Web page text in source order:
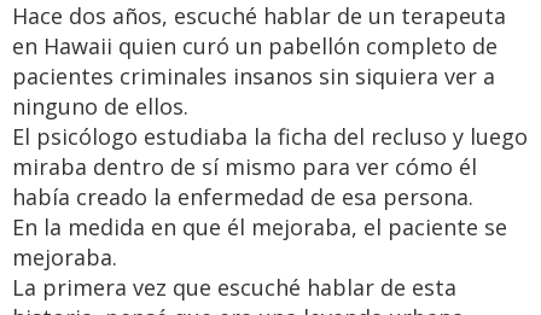
Hace dos años, escuché hablar de un terapeuta
en Hawaii quien curó un pabellón completo de
pacientes criminales insanos sin siquiera ver a
ninguno de ellos.
El psicólogo estudiaba la ficha del recluso y luego
miraba dentro de sí mismo para ver cómo él
había creado la enfermedad de esa persona.
En la medida en que él mejoraba, el paciente se
mejoraba.
La primera vez que escuché hablar de esta